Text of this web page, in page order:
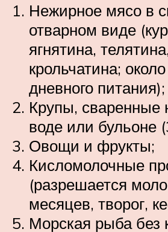
Нежирное мясо в
отварном виде
ягнятина,
крольчатина;
дневного питания);
Крупы, сваренные
воде или бульоне
Овощи и фрукты;
Кисломолочные
(разрешается
месяцев, творог,
Морская рыба без